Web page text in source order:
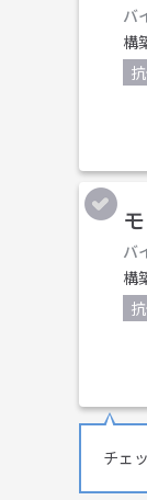
バ
構
バ
構
チェ